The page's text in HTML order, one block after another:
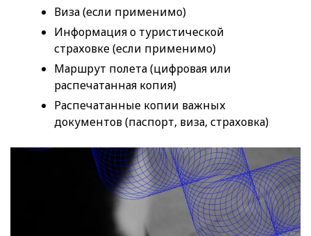
Виза (если применимо)
Информация о туристической
страховке (если применимо)
Маршрут полета (цифровая или
распечатанная копия)
Распечатанные копии важных
документов (паспорт, виза, страховка)